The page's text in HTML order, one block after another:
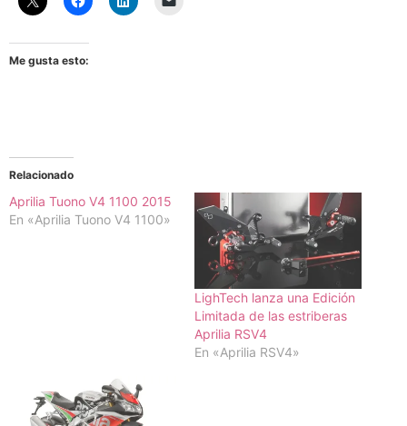
Me gusta esto:
Relacionado
Aprilia Tuono V4 1100 2015
En «Aprilia Tuono V4 1100»
LighTech lanza una Edición
Limitada de las estriberas
Aprilia RSV4
En «Aprilia RSV4»